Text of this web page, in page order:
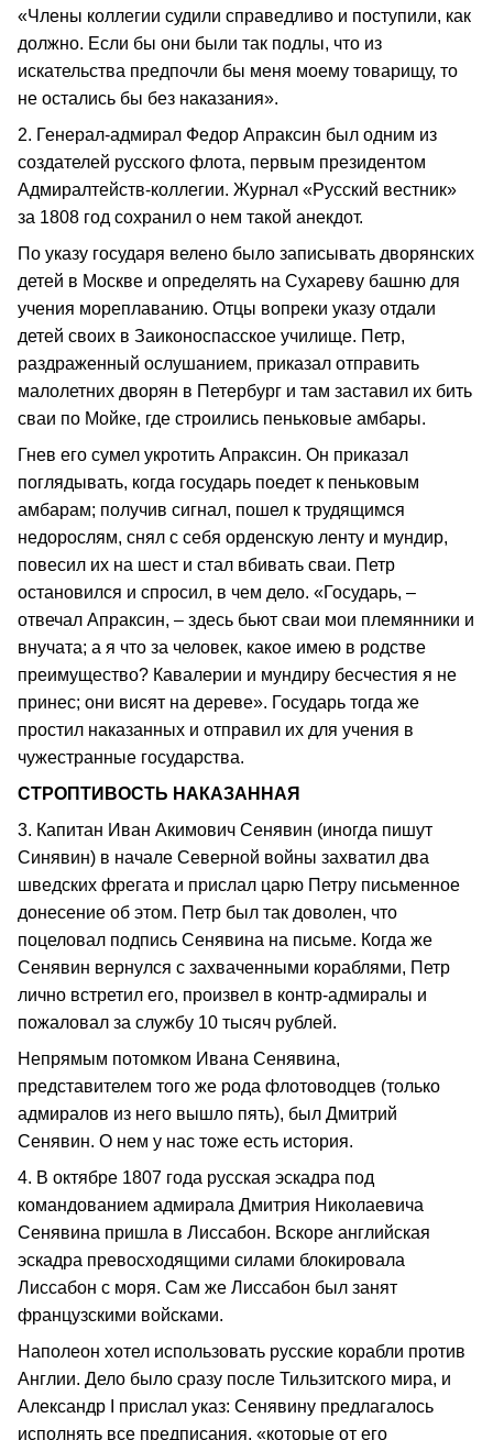
«Члены коллегии судили справедливо и поступили, как
должно. Если бы они были так подлы, что из
искательства предпочли бы меня моему товарищу, то
не остались бы без наказания».
2. Генерал-адмирал Федор Апраксин был одним из
создателей русского флота, первым президентом
Адмиралтейств-коллегии. Журнал «Русский вестник»
за 1808 год сохранил о нем такой анекдот.
По указу государя велено было записывать дворянских
детей в Москве и определять на Сухареву башню для
учения мореплаванию. Отцы вопреки указу отдали
детей своих в Заиконоспасское училище. Петр,
раздраженный ослушанием, приказал отправить
малолетних дворян в Петербург и там заставил их бить
сваи по Мойке, где строились пеньковые амбары.
Гнев его сумел укротить Апраксин. Он приказал
поглядывать, когда государь поедет к пеньковым
амбарам; получив сигнал, пошел к трудящимся
недорослям, снял с себя орденскую ленту и мундир,
повесил их на шест и стал вбивать сваи. Петр
остановился и спросил, в чем дело. «Государь, –
отвечал Апраксин, – здесь бьют сваи мои племянники и
внучата; а я что за человек, какое имею в родстве
преимущество? Кавалерии и мундиру бесчестия я не
принес; они висят на дереве». Государь тогда же
простил наказанных и отправил их для учения в
чужестранные государства.
СТРОПТИВОСТЬ НАКАЗАННАЯ
3. Капитан Иван Акимович Сенявин (иногда пишут
Синявин) в начале Северной войны захватил два
шведских фрегата и прислал царю Петру письменное
донесение об этом. Петр был так доволен, что
поцеловал подпись Сенявина на письме. Когда же
Сенявин вернулся с захваченными кораблями, Петр
лично встретил его, произвел в контр-адмиралы и
пожаловал за службу 10 тысяч рублей.
Непрямым потомком Ивана Сенявина,
представителем того же рода флотоводцев (только
адмиралов из него вышло пять), был Дмитрий
Сенявин. О нем у нас тоже есть история.
4. В октябре 1807 года русская эскадра под
командованием адмирала Дмитрия Николаевича
Сенявина пришла в Лиссабон. Вскоре английская
эскадра превосходящими силами блокировала
Лиссабон с моря. Сам же Лиссабон был занят
французскими войсками.
Наполеон хотел использовать русские корабли против
Англии. Дело было сразу после Тильзитского мира, и
Александр I прислал указ: Сенявину предлагалось
исполнять все предписания, «которые от его